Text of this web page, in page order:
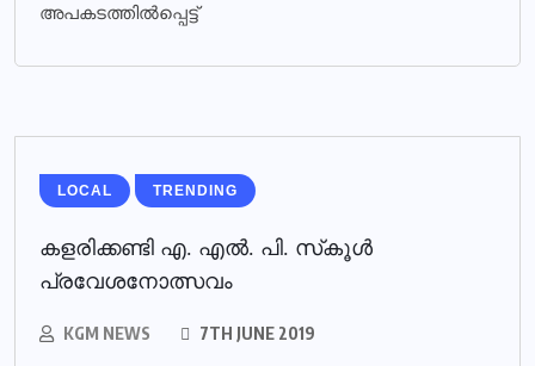
അപകടത്തിൽപ്പെട്ട്
LOCAL TRENDING
കളരിക്കണ്ടി എ. എല്‍. പി. സ്‌കൂള്‍
പ്രവേശനോത്സവം
KGM NEWS 7TH JUNE 2019